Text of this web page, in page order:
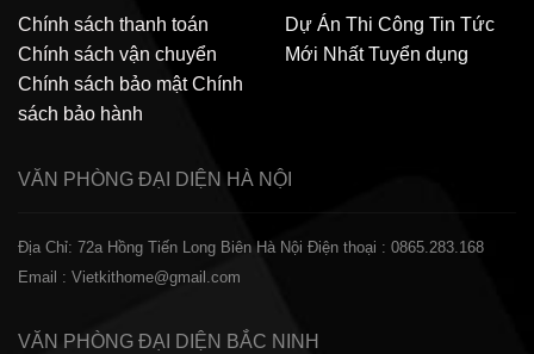
Chính sách thanh toán
Chính sách vận chuyển
Chính sách bảo mật Chính
sách bảo hành
Dự Án Thi Công Tin Tức
Mới Nhất Tuyển dụng
VĂN PHÒNG ĐẠI DIỆN HÀ NỘI
Địa Chỉ: 72a Hồng Tiến Long Biên Hà Nội Điện thoại : 0865.283.168
Email : Vietkithome@gmail.com
VĂN PHÒNG ĐẠI DIỆN BẮC NINH